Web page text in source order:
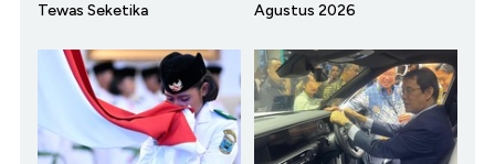
Tewas Seketika
Agustus 2026